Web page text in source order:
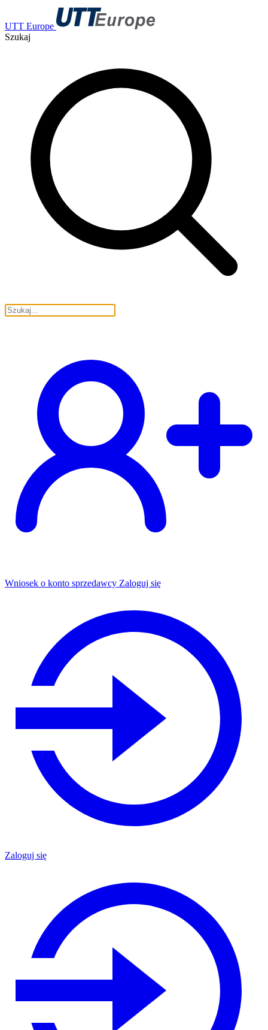
UTT Europe
Szukaj
Wniosek o konto sprzedawcy Zaloguj się
Zaloguj się